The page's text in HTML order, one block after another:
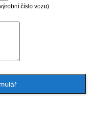
číslo vozu)